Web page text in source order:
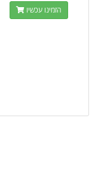
הזמינו עכשיו